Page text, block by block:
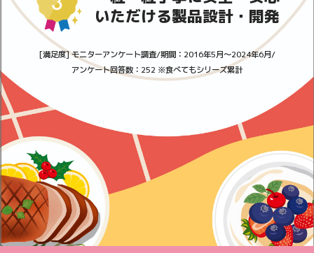
いただける製品設計・開発
[満足度] モニターアンケート調査/期間：2016年5月～2024年6月/
アンケート回答数：252 ※食べてもシリーズ累計